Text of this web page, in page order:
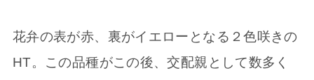
花弁の表が赤、裏がイエローとなる２色咲きの
HT。この品種がこの後、交配親として数多く